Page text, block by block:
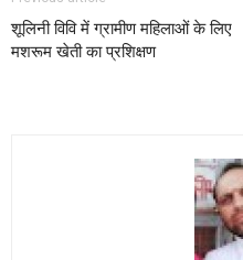
शूलिनी विवि में ग्रामीण महिलाओं के लिए
मशरूम खेती का प्रशिक्षण